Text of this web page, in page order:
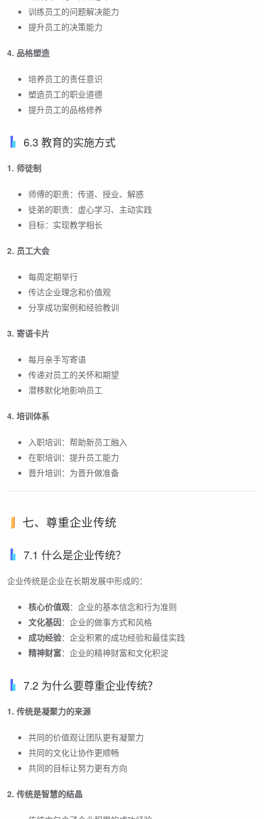
训练员工的问题解决能力
提升员工的决策能力
4. 品格塑造
培养员工的责任意识
塑造员工的职业道德
提升员工的品格修养
6.3 教育的实施方式
1. 师徒制
师傅的职责：传道、授业、解惑
徒弟的职责：虚心学习、主动实践
目标：实现教学相长
2. 员工大会
每周定期举行
传达企业理念和价值观
分享成功案例和经验教训
3. 寄语卡片
每月亲手写寄语
传递对员工的关怀和期望
潜移默化地影响员工
4. 培训体系
入职培训：帮助新员工融入
在职培训：提升员工能力
晋升培训：为晋升做准备
七、尊重企业传统
7.1 什么是企业传统？
企业传统是企业在长期发展中形成的：
核心价值观：企业的基本信念和行为准则
文化基因：企业的做事方式和风格
成功经验：企业积累的成功经验和最佳实践
精神财富：企业的精神财富和文化积淀
7.2 为什么要尊重企业传统？
1. 传统是凝聚力的来源
共同的价值观让团队更有凝聚力
共同的文化让协作更顺畅
共同的目标让努力更有方向
2. 传统是智慧的结晶